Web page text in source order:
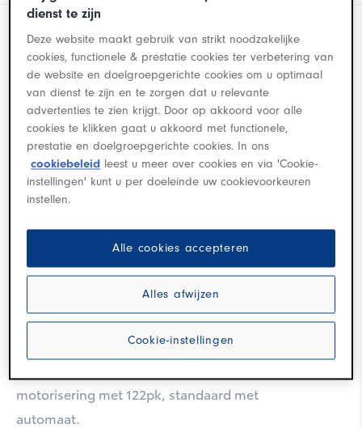
Corolla Hatchback
Corolla Touring Sports
De Toyota Prius Plug-in Hybrid
De auto die hybride technologie ruim 20 jaar
geleden definieerde, is nog steeds koploper op
dit gebied. De eerste Toyota Prius werd in
1997 geïntroduceerd. Het was de eerste hybride
indruk. De huidige Toyota Prius combineert een
creatief design met vooruitstrevende techniek en
uitstekend rijgedrag.
De Toyota Prius Plug-in Hybrid wordt
motorisering met 122pk, standaard met
automaat.
dienst te zijn
Deze website maakt gebruik van strikt noodzakelijke
cookies, functionele & prestatie cookies ter verbetering van
de website en doelgroepgerichte cookies om u optimaal
van dienst te zijn en te zorgen dat u relevante
advertenties te zien krijgt. Door op akkoord voor alle
cookies te klikken gaat u akkoord met functionele,
prestatie en doelgroepgerichte cookies. In ons
cookiebeleid leest u meer over cookies en via 'Cookie-
instellingen' kunt u per doeleinde uw cookievoorkeuren
instellen.
Alles afwijzen
Alle cookies accepteren
Cookie-instellingen